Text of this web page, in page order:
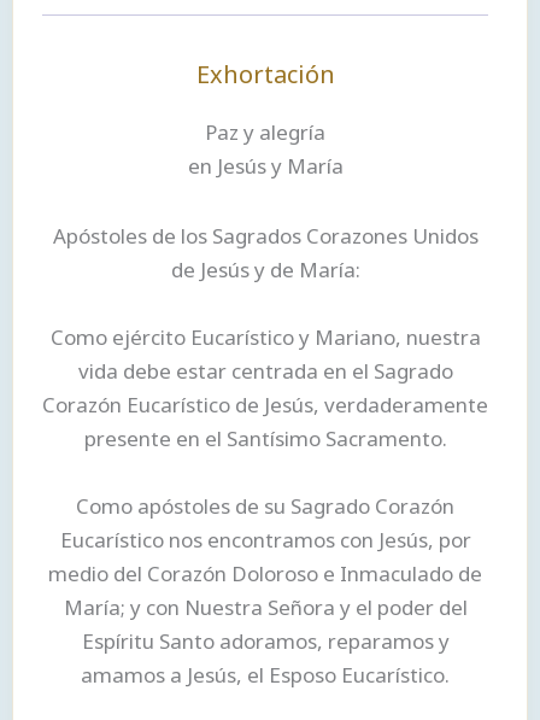
Exhortación
Paz y alegría
en Jesús y María
Apóstoles de los Sagrados Corazones Unidos
de Jesús y de María:
Como ejército Eucarístico y Mariano, nuestra
vida debe estar centrada en el Sagrado
Corazón Eucarístico de Jesús, verdaderamente
presente en el Santísimo Sacramento.
Como apóstoles de su Sagrado Corazón
Eucarístico nos encontramos con Jesús, por
medio del Corazón Doloroso e Inmaculado de
María; y con Nuestra Señora y el poder del
Espíritu Santo adoramos, reparamos y
amamos a Jesús, el Esposo Eucarístico.